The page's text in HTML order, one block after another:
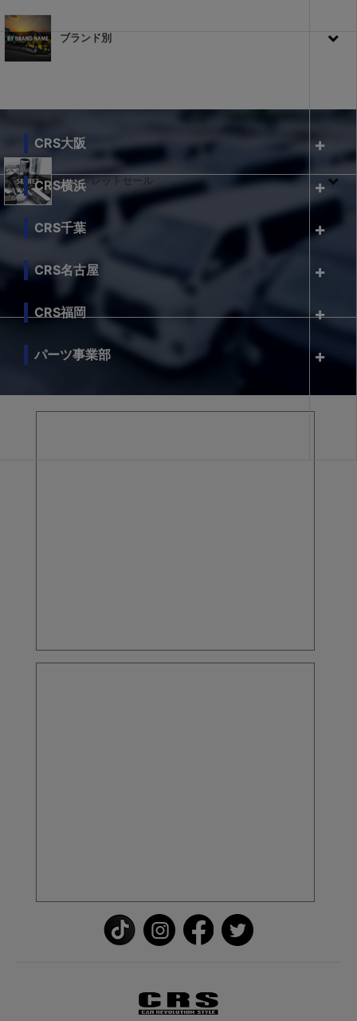
ブランド別
シークレットセール
CRS大阪
CRS横浜
CRS千葉
CRS名古屋
CRS福岡
パーツ事業部